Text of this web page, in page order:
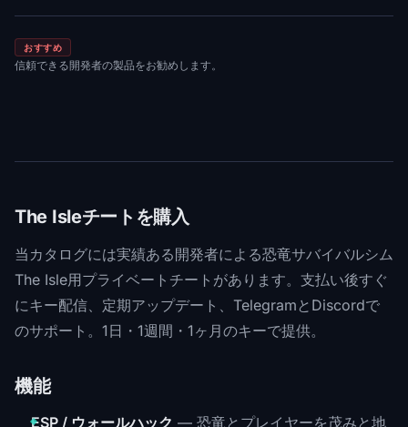
おすすめ
信頼できる開発者の製品をお勧めします。
The Isleチートを購入
当カタログには実績ある開発者による恐竜サバイバルシム
The Isle用プライベートチートがあります。支払い後すぐ
にキー配信、定期アップデート、TelegramとDiscordで
のサポート。1日・1週間・1ヶ月のキーで提供。
機能
ESP / ウォールハック — 恐竜とプレイヤーを茂みと地